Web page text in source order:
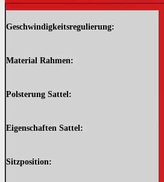
Geschwindigkeitsregulierung
Material Rahmen
Polsterung Sattel
Eigenschaften Sattel
Sitzposition